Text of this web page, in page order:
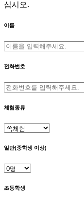
십시오.
이름
전화번호
체험종류
일반(중학생 이상)
초등학생